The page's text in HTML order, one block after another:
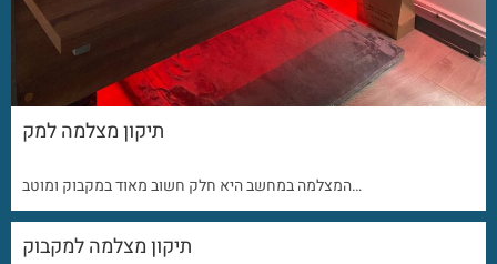
תיקון מצלמה למק
המצלמה במחשב היא חלק חשוב מאוד במקבוק ומוטב…
תיקון מצלמה למקבוק